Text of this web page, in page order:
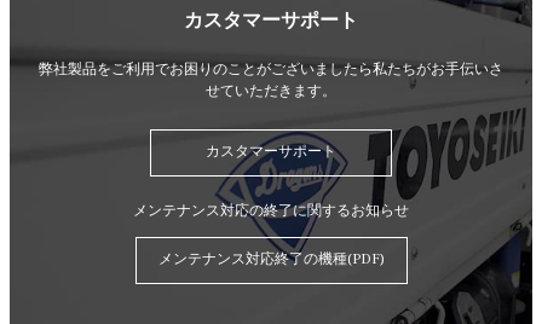
カスタマーサポート
弊社製品をご利用でお困りのことがございましたら私たちがお手伝いさ
せていただきます。
カスタマーサポート
メンテナンス対応の終了に関するお知らせ
メンテナンス対応終了の機種(PDF)